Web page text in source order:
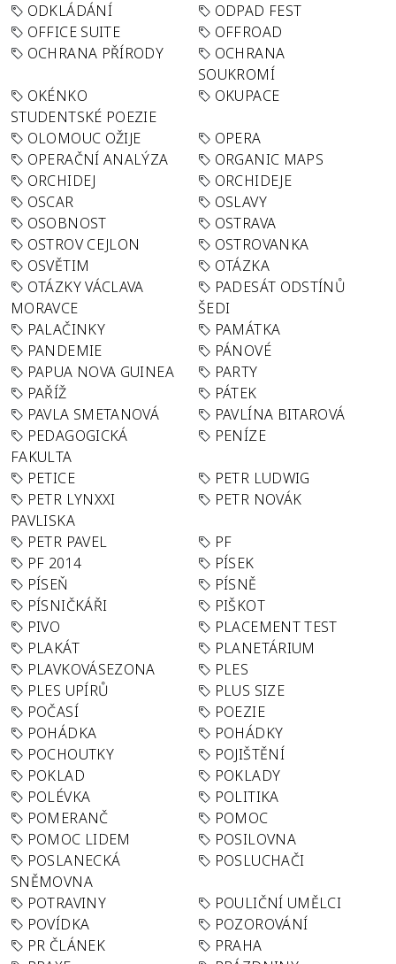
ODKLÁDÁNÍ
ODPAD FEST
OFFICE SUITE
OFFROAD
OCHRANA PŘÍRODY
OCHRANA
SOUKROMÍ
OKÉNKO
STUDENTSKÉ POEZIE
OKUPACE
OLOMOUC OŽIJE
OPERA
OPERAČNÍ ANALÝZA
ORGANIC MAPS
ORCHIDEJ
ORCHIDEJE
OSCAR
OSLAVY
OSOBNOST
OSTRAVA
OSTROV CEJLON
OSTROVANKA
OSVĚTIM
OTÁZKA
OTÁZKY VÁCLAVA
MORAVCE
PADESÁT ODSTÍNŮ
ŠEDI
PALAČINKY
PAMÁTKA
PANDEMIE
PÁNOVÉ
PAPUA NOVA GUINEA
PARTY
PAŘÍŽ
PÁTEK
PAVLA SMETANOVÁ
PAVLÍNA BITAROVÁ
PEDAGOGICKÁ
FAKULTA
PENÍZE
PETICE
PETR LUDWIG
PETR LYNXXI
PAVLISKA
PETR NOVÁK
PETR PAVEL
PF
PF 2014
PÍSEK
PÍSEŇ
PÍSNĚ
PÍSNIČKÁŘI
PIŠKOT
PIVO
PLACEMENT TEST
PLAKÁT
PLANETÁRIUM
PLAVKOVÁSEZONA
PLES
PLES UPÍRŮ
PLUS SIZE
POČASÍ
POEZIE
POHÁDKA
POHÁDKY
POCHOUTKY
POJIŠTĚNÍ
POKLAD
POKLADY
POLÉVKA
POLITIKA
POMERANČ
POMOC
POMOC LIDEM
POSILOVNA
POSLANECKÁ
SNĚMOVNA
POSLUCHAČI
POTRAVINY
POULIČNÍ UMĚLCI
POVÍDKA
POZOROVÁNÍ
PR ČLÁNEK
PRAHA